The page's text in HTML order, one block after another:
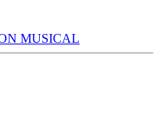
MUSICAL